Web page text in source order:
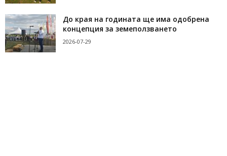
До края на годината ще има одобрена
концепция за земеползването
2026-07-29